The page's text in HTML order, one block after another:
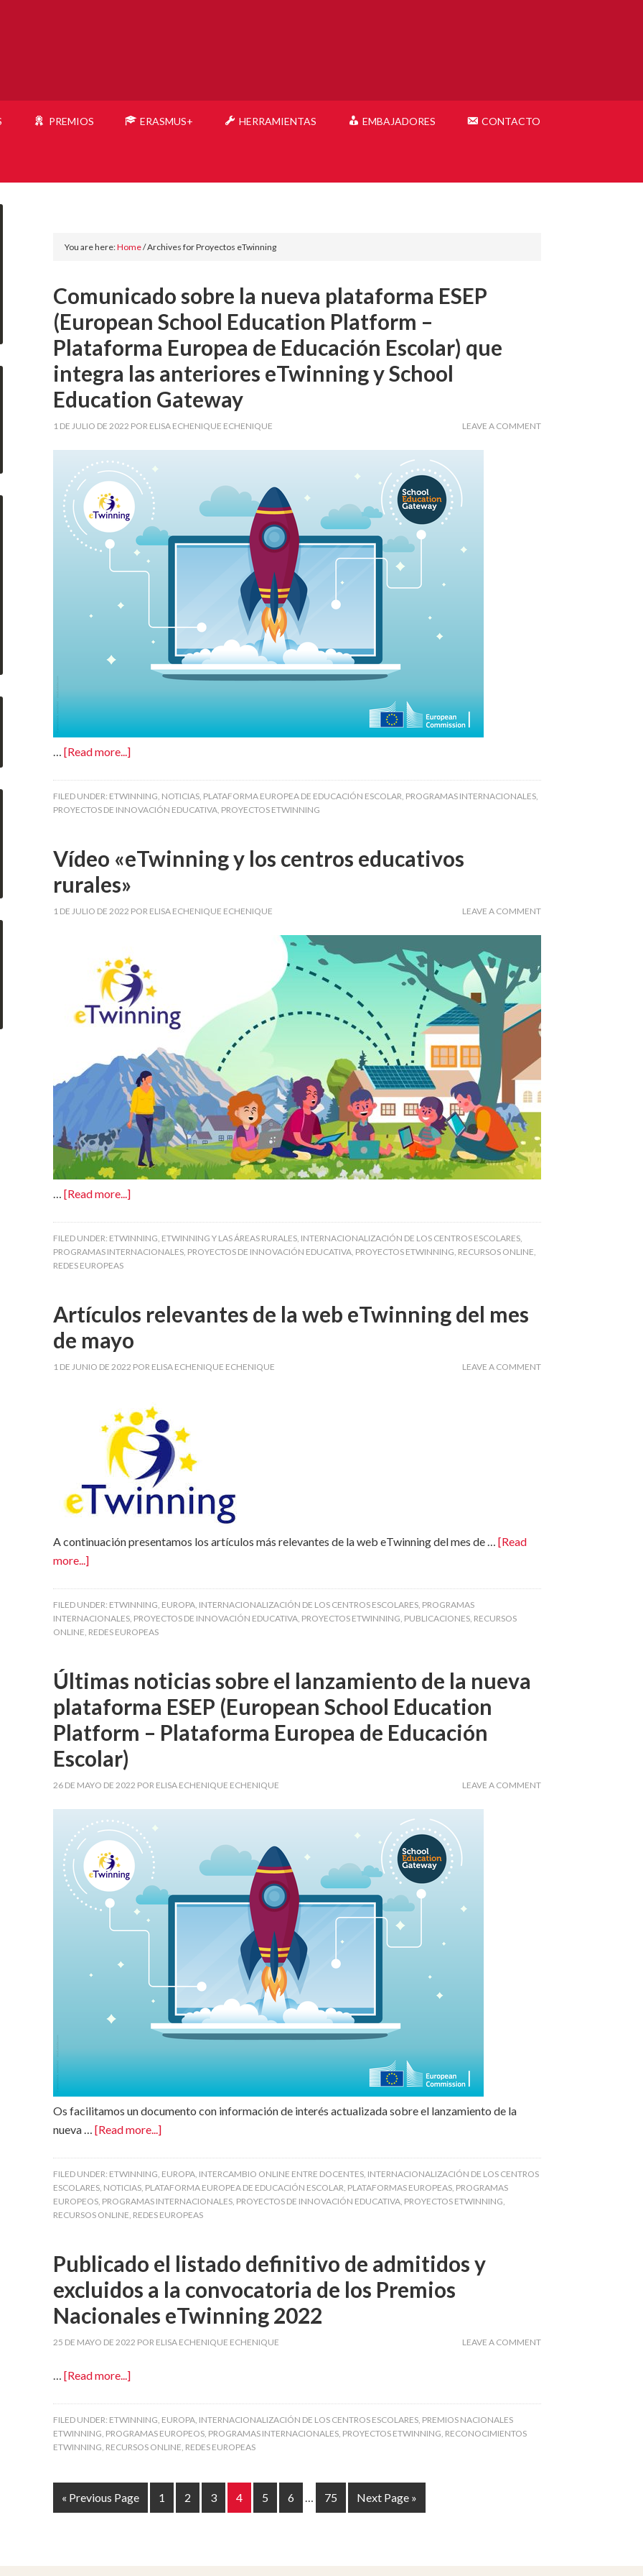
PREMIOS ERASMUS+ HERRAMIENTAS EMBAJADORES CONTACTO
You are here:Home/Archives for Proyectos eTwinning
Comunicado sobre la nueva plataforma ESEP
(European School Education Platform –
Plataforma Europea de Educación Escolar) que
integra las anteriores eTwinning y School
Education Gateway
1 DE JULIO DE 2022 POR ELISA ECHENIQUE ECHENIQUE LEAVE A COMMENT
… [Read more...]
FILED UNDER: ETWINNING, NOTICIAS, PLATAFORMA EUROPEA DE EDUCACIÓN ESCOLAR, PROGRAMAS INTERNACIONALES,
PROYECTOS DE INNOVACIÓN EDUCATIVA, PROYECTOS ETWINNING
Vídeo «eTwinning y los centros educativos
rurales»
1 DE JULIO DE 2022 POR ELISA ECHENIQUE ECHENIQUE LEAVE A COMMENT
… [Read more...]
FILED UNDER: ETWINNING, ETWINNING Y LAS ÁREAS RURALES, INTERNACIONALIZACIÓN DE LOS CENTROS ESCOLARES,
PROGRAMAS INTERNACIONALES, PROYECTOS DE INNOVACIÓN EDUCATIVA, PROYECTOS ETWINNING, RECURSOS ONLINE,
REDES EUROPEAS
Artículos relevantes de la web eTwinning del mes
de mayo
1 DE JUNIO DE 2022 POR ELISA ECHENIQUE ECHENIQUE LEAVE A COMMENT
A continuación presentamos los artículos más relevantes de la web eTwinning del mes de … [Read
more...]
FILED UNDER: ETWINNING, EUROPA, INTERNACIONALIZACIÓN DE LOS CENTROS ESCOLARES, PROGRAMAS
INTERNACIONALES, PROYECTOS DE INNOVACIÓN EDUCATIVA, PROYECTOS ETWINNING, PUBLICACIONES, RECURSOS
ONLINE, REDES EUROPEAS
Últimas noticias sobre el lanzamiento de la nueva
plataforma ESEP (European School Education
Platform – Plataforma Europea de Educación
Escolar)
26 DE MAYO DE 2022 POR ELISA ECHENIQUE ECHENIQUE LEAVE A COMMENT
Os facilitamos un documento con información de interés actualizada sobre el lanzamiento de la
nueva … [Read more...]
FILED UNDER: ETWINNING, EUROPA, INTERCAMBIO ONLINE ENTRE DOCENTES, INTERNACIONALIZACIÓN DE LOS CENTROS
ESCOLARES, NOTICIAS, PLATAFORMA EUROPEA DE EDUCACIÓN ESCOLAR, PLATAFORMAS EUROPEAS, PROGRAMAS
EUROPEOS, PROGRAMAS INTERNACIONALES, PROYECTOS DE INNOVACIÓN EDUCATIVA, PROYECTOS ETWINNING,
RECURSOS ONLINE, REDES EUROPEAS
Publicado el listado definitivo de admitidos y
excluidos a la convocatoria de los Premios
Nacionales eTwinning 2022
25 DE MAYO DE 2022 POR ELISA ECHENIQUE ECHENIQUE LEAVE A COMMENT
… [Read more...]
FILED UNDER: ETWINNING, EUROPA, INTERNACIONALIZACIÓN DE LOS CENTROS ESCOLARES, PREMIOS NACIONALES
ETWINNING, PROGRAMAS EUROPEOS, PROGRAMAS INTERNACIONALES, PROYECTOS ETWINNING, RECONOCIMIENTOS
ETWINNING, RECURSOS ONLINE, REDES EUROPEAS
« Previous Page 1 2 3 4 5 6 … 75 Next Page »